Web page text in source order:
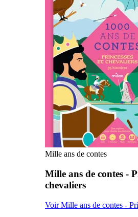
Mille ans de contes
Mille ans de contes -
chevaliers
Voir Mille ans de contes -